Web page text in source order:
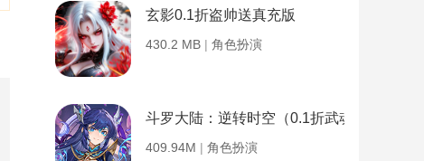
玄影0.1折盗帅送真充版
430.2 MB | 角色扮演
斗罗大陆：逆转时空（0.1折武魂觉醒）
409.94M | 角色扮演